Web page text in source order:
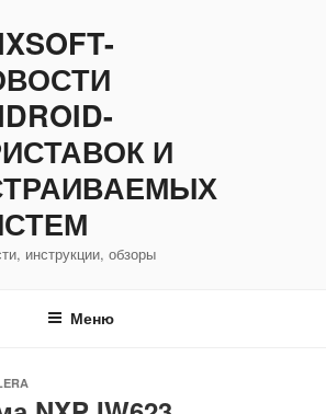
И
инструкции, обзоры
Меню